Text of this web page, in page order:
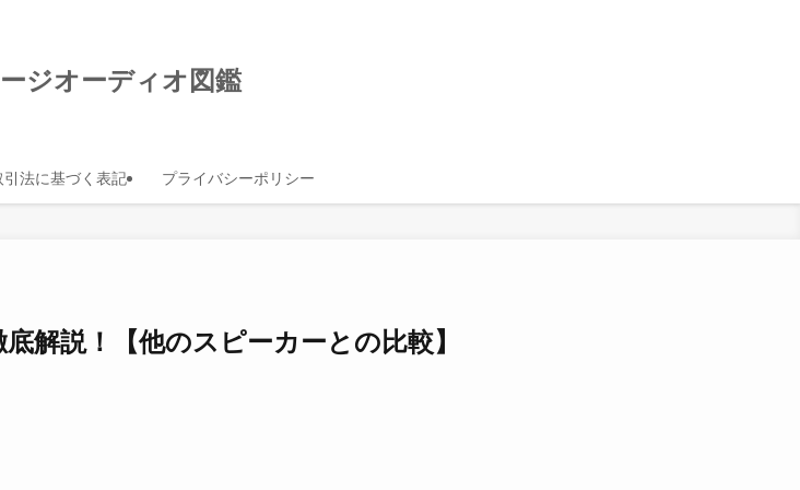
ジオーディオ図鑑
引法に基づく表記 プライバシーポリシー
解説！【他のスピーカーとの比較】